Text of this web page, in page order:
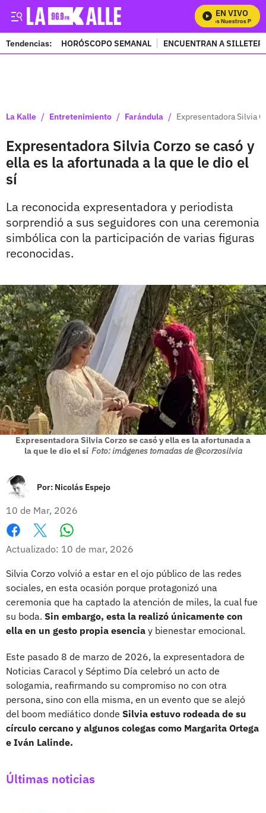
EN VIVO
Mira Todos Nuestros
Tendencias: HORÓSCOPO SEMANAL ENCUENTRAN A
La Kalle / Entretenimiento / Farándula / Expresentadora Silvia
Expresentadora Silvia Corzo se casó y
ella es la afortunada a la que le dio el
sí
La reconocida expresentadora y periodista
sorprendió a sus seguidores con una ceremonia
simbólica con la participación de varias figuras
reconocidas.
Expresentadora Silvia Corzo se casó y ella es la afortunada a
la que le dio el sí Foto: imágenes tomadas de @corzosilvia
Por: Nicolás Espejo
10 de Mar, 2026
Facebook
X
Actualizado: 10 de mar, 2026
Silvia Corzo volvió a estar en el ojo público de las redes
sociales, en esta ocasión porque protagonizó una
ceremonia que ha captado la atención de miles, la cual fue
su boda. Sin embargo, esta la realizó únicamente con
ella en un gesto propia esencia y bienestar emocional.
Este pasado 8 de marzo de 2026, la expresentadora de
Noticias Caracol y Séptimo Día celebró un acto de
sologamia, reafirmando su compromiso no con otra
persona, sino con ella misma, en un evento que se alejó
del boom mediático donde Silvia estuvo rodeada de su
círculo cercano y algunos colegas como Margarita Ortega
e Iván Lalinde.
Últimas noticias